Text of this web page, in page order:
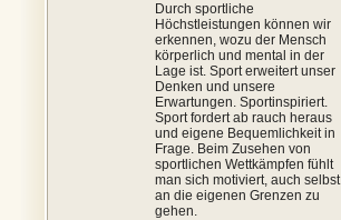
Durch sportliche
Höchstleistungen können wir
erkennen, wozu der Mensch
körperlich und mental in der
Lage ist. Sport erweitert unser
Denken und unsere
Erwartungen. Sportinspiriert.
Sport fordert ab rauch heraus
und eigene Bequemlichkeit in
Frage. Beim Zusehen von
sportlichen Wettkämpfen fühlt
man sich motiviert, auch selbst
an die eigenen Grenzen zu
gehen.